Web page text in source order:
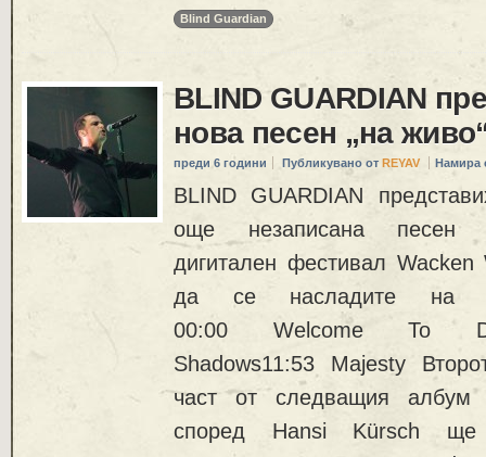
Blind Guardian
BLIND GUARDIAN
нова песен „на
преди 6 години Публикувано от REYAV Намира
BLIND GUARDIAN
още незаписана песен
дигитален фестивал
да се насладите на
00:00 Welcome To
Shadows11:53 Majesty
част от следващия албум
според Hansi Kürsch